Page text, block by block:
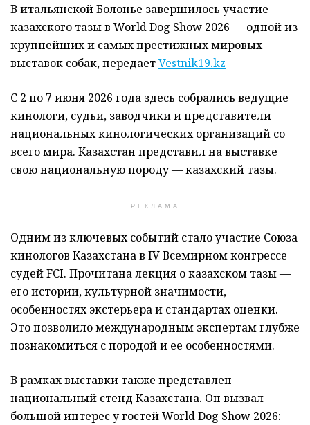
В итальянской Болонье завершилось участие
казахского тазы в World Dog Show 2026 — одной из
крупнейших и самых престижных мировых
выставок собак, передаетVestnik19.kz
С 2 по 7 июня 2026 года здесь собрались ведущие
кинологи, судьи, заводчики и представители
национальных кинологических организаций со
всего мира. Казахстан представил на выставке
свою национальную породу — казахский тазы.
РЕКЛАМА
Одним из ключевых событий стало участие Союза
кинологов Казахстана в IV Всемирном конгрессе
судей FCI. Прочитана лекция о казахском тазы —
его истории, культурной значимости,
особенностях экстерьера и стандартах оценки.
Это позволило международным экспертам глубже
познакомиться с породой и ее особенностями.
В рамках выставки также представлен
национальный стенд Казахстана. Он вызвал
большой интерес у гостей World Dog Show 2026: